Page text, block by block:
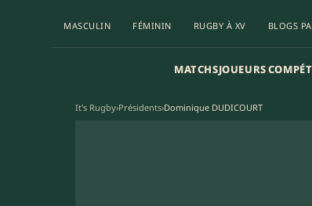
MASCULIN FÉMININ RUGBY À XV BLOGS
MATCHSJOUEURS
It's Rugby›Présidents›Dominique DUDICOURT